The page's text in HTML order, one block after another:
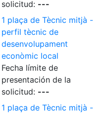
solicitud: ---
1 plaça de Tècnic mitjà -
perfil tècnic de
desenvolupament
econòmic local
Fecha límite de
presentación de la
solicitud: ---
1 plaça de Tècnic mitjà -